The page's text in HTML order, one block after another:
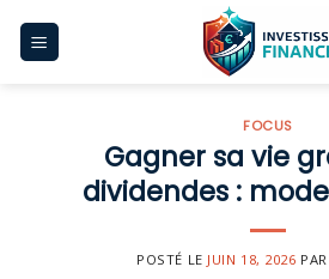
FOCUS
Gagner sa vie
dividendes :
POSTÉ LE JUIN 18, 2026 PAR